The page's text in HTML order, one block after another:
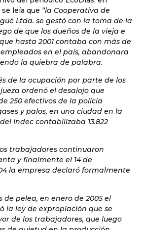
leía que “la Cooperativa de
Ltda. se gestó con la toma de la
de que los dueños de la vieja e
hasta 2001 contaba con más de
en el país, abandonara
la quiebra de palabra.
de la ocupación por parte de los
ordenó el desalojo que
250 efectivos de la policía
y palos, en una ciudad en la
Indec contabilizaba 13.822
trabajadores continuaron
y finalmente el 14 de
la empresa declaró formalmente
de pelea, en enero de 2005 el
la ley de expropiación que se
de los trabajadores, que luego